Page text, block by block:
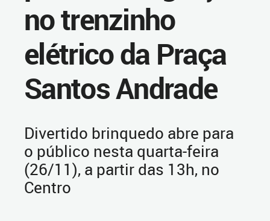
no trenzinho
elétrico da Praça
Santos Andrade
Divertido brinquedo abre para
o público nesta quarta-feira
(26/11), a partir das 13h, no
Centro